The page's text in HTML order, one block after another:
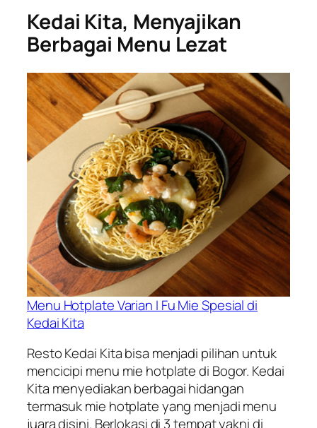
Kedai Kita, Menyajikan
Berbagai Menu Lezat
Menu Hotplate Varian I Fu Mie Spesial di
Kedai Kita
Resto Kedai Kita bisa menjadi pilihan untuk
mencicipi menu mie hotplate di Bogor. Kedai
Kita menyediakan berbagai hidangan
termasuk mie hotplate yang menjadi menu
juara disini. Berlokasi di 3 tempat yakni di